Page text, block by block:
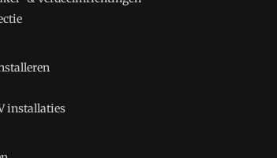
installaties